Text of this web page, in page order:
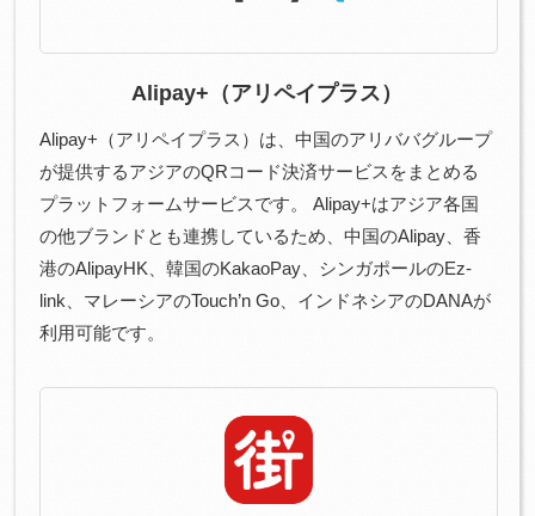
Alipay+（アリペイプラス）
Alipay+（アリペイプラス）は、中国のアリババグループ
が提供するアジアのQRコード決済サービスをまとめる
プラットフォームサービスです。 Alipay+はアジア各国
の他ブランドとも連携しているため、中国のAlipay、香
港のAlipayHK、韓国のKakaoPay、シンガポールのEz-
link、マレーシアのTouch’n Go、インドネシアのDANAが
利用可能です。